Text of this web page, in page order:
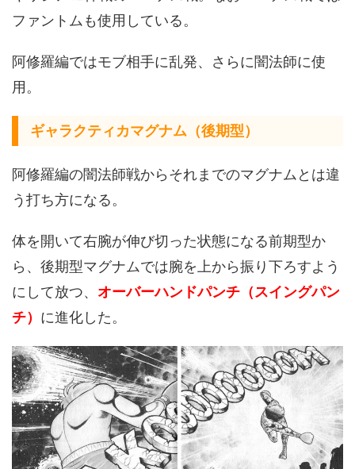
ファントムも使用している。
阿修羅編ではモブ相手に乱発、さらに闇法師に使
用。
ギャラクティカマグナム（後期型）
阿修羅編の闇法師戦からそれまでのマグナムとは違
う打ち方になる。
体を開いて右腕が伸び切った状態になる前期型か
ら、後期型マグナムでは腕を上から振り下ろすよう
にして放つ、 オーバーハンドパンチ（スイングパン
チ） に進化した。